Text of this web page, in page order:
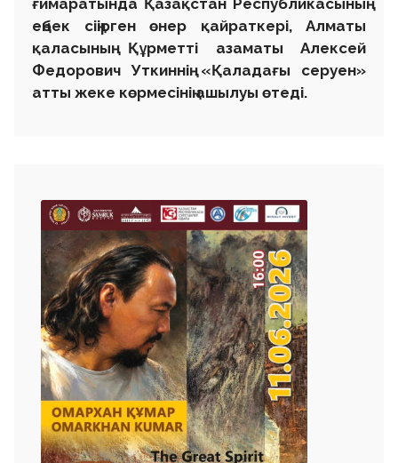
ғимаратында Қазақстан Республикасының
еңбек сіңірген өнер қайраткері, Алматы
қаласының Құрметті азаматы Алексей
Федорович Уткиннің «Қаладағы серуен»
атты жеке көрмесінің ашылуы өтеді.